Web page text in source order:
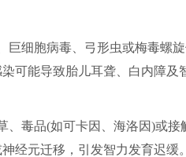
巨细胞病毒、弓形虫或梅毒螺
可能导致胎儿耳聋、白内障及
、毒品(如可卡因、海洛因)或
经元迁移，引发智力发育迟缓。